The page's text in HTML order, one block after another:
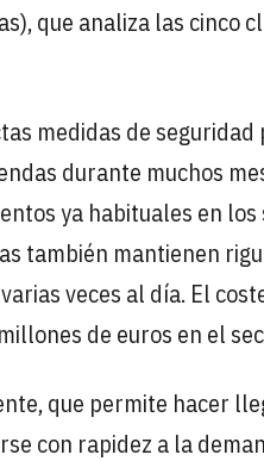
que analiza las cinco
medidas de
durante muchos
ya habituales en
también mantienen
veces al día. El
de euros en el
que permite hacer
con rapidez a la